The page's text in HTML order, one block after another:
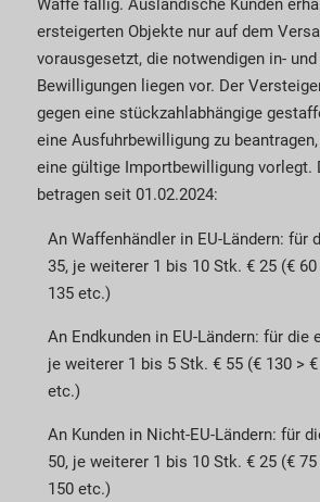
Waffe fällig. Ausländische Kunden
ersteigerten Objekte nur auf dem
vorausgesetzt, die notwendigen in-
Bewilligungen liegen vor. Der
gegen eine stückzahl­abhängige
eine Aus­fuhrbewilligung zu
eine gültige Import­bewilligung vorlegt.
betragen seit 01.02.2024:
An Waffenhändler in EU-Ländern: für
35, je weiterer 1 bis 10 Stk. € 25 (€
135 etc.)
An Endkunden in EU-Ländern: für die
je weiterer 1 bis 5 Stk. € 55 (€ 130 >
etc.)
An Kunden in Nicht-EU-Ländern: für
50, je weiterer 1 bis 10 Stk. € 25 (€
150 etc.)